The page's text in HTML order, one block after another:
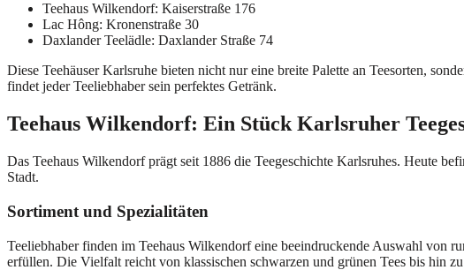
Teehaus Wilkendorf: Kaiserstraße 176
Lac Hông: Kronenstraße 30
Daxlander Teelädle: Daxlander Straße 74
Diese Teehäuser Karlsruhe bieten nicht nur eine breite Palette an Teesorten,
findet jeder Teeliebhaber sein perfektes Getränk.
Teehaus Wilkendorf: Ein Stück Karlsruher
Das Teehaus Wilkendorf prägt seit 1886 die Teegeschichte Karlsruhes. Heute
Stadt.
Sortiment und Spezialitäten
Teeliebhaber finden im Teehaus Wilkendorf eine beeindruckende Auswahl von
erfüllen. Die Vielfalt reicht von klassischen schwarzen und grünen Tees bis hin